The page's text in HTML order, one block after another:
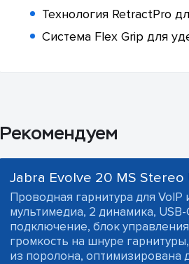
Технология RetractPro
Система Flex Grip для
Рекомендуем
Jabra Evolve 20 MS Stereo
Проводная гарнитура для VoIP
мультимедиа, 2 динамика, USB-
подключение, блок
громкость на шнуре
из поролона, оптимизирована